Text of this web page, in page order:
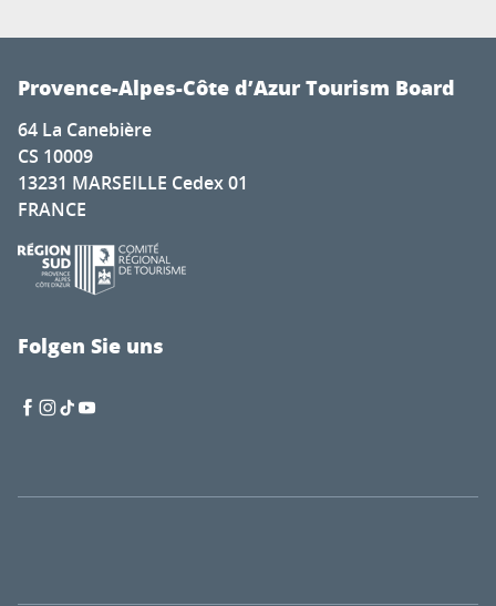
Provence-Alpes-Côte d’Azur Tourism Board
64 La Canebière
CS 10009
13231 MARSEILLE Cedex 01
FRANCE
Folgen Sie uns